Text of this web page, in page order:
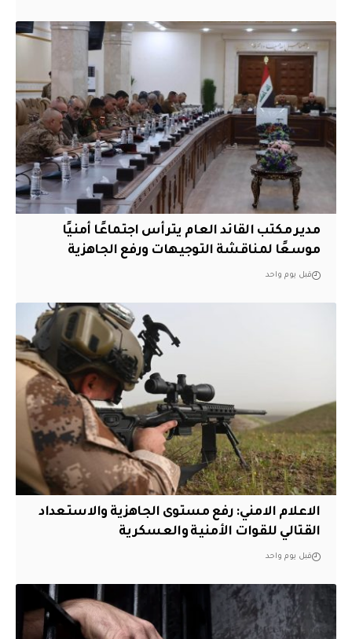
مدير مكتب القائد العام يترأس اجتماعًا أمنيًا
موسعًا لمناقشة التوجيهات ورفع الجاهزية
قبل يوم واحد
الاعلام الامني: رفع مستوى الجاهزية والاستعداد
القتالي للقوات الأمنية والعسكرية
قبل يوم واحد